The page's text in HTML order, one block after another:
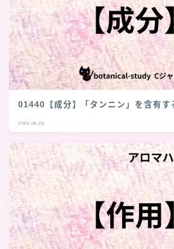
01440【成分】「タンニン」を含有す
2026.08.08